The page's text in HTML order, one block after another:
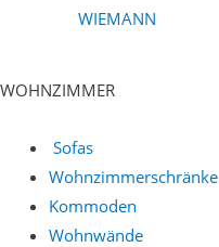
WIEMANN
WOHNZIMMER
Sofas
Wohnzimmerschränke
Kommoden
Wohnwände